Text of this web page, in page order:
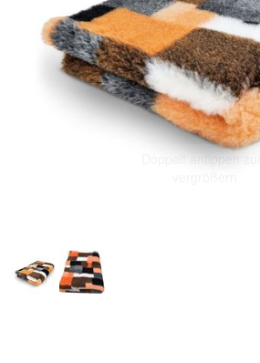
Doppelt antippen zum